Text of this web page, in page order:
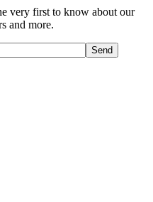
very first to know about our
and more.
Send